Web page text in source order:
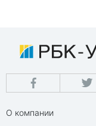
О компании